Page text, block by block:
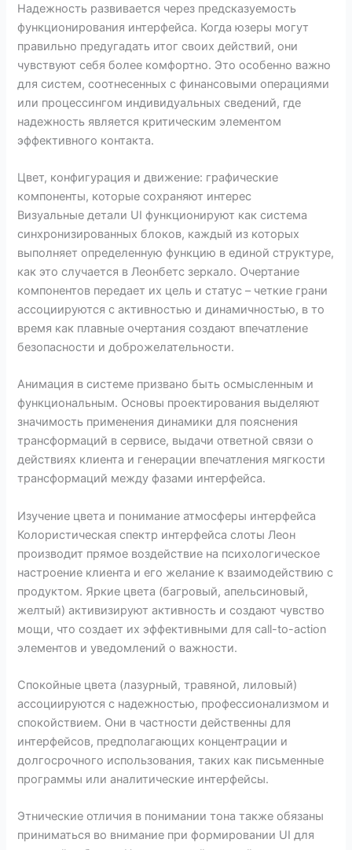
Надежность развивается через предсказуемость
функционирования интерфейса. Когда юзеры могут
правильно предугадать итог своих действий, они
чувствуют себя более комфортно. Это особенно важно
для систем, соотнесенных с финансовыми операциями
или процессингом индивидуальных сведений, где
надежность является критическим элементом
эффективного контакта.
Цвет, конфигурация и движение: графические
компоненты, которые сохраняют интерес
Визуальные детали UI функционируют как система
синхронизированных блоков, каждый из которых
выполняет определенную функцию в единой структуре,
как это случается в Леонбетс зеркало. Очертание
компонентов передает их цель и статус – четкие грани
ассоциируются с активностью и динамичностью, в то
время как плавные очертания создают впечатление
безопасности и доброжелательности.
Анимация в системе призвано быть осмысленным и
функциональным. Основы проектирования выделяют
значимость применения динамики для пояснения
трансформаций в сервисе, выдачи ответной связи о
действиях клиента и генерации впечатления мягкости
трансформаций между фазами интерфейса.
Изучение цвета и понимание атмосферы интерфейса
Колористическая спектр интерфейса слоты Леон
производит прямое воздействие на психологическое
настроение клиента и его желание к взаимодействию с
продуктом. Яркие цвета (багровый, апельсиновый,
желтый) активизируют активность и создают чувство
мощи, что создает их эффективными для call-to-action
элементов и уведомлений о важности.
Спокойные цвета (лазурный, травяной, лиловый)
ассоциируются с надежностью, профессионализмом и
спокойствием. Они в частности действенны для
интерфейсов, предполагающих концентрации и
долгосрочного использования, таких как письменные
программы или аналитические интерфейсы.
Этнические отличия в понимании тона также обязаны
приниматься во внимание при формировании UI для